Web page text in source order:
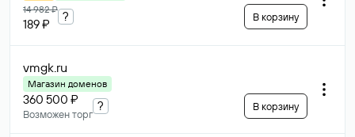
14 982 ₽
189 ₽
? В корзину
vmgk.ru
Магазин доменов
360 500 ₽
Возможен торг
? В корзину